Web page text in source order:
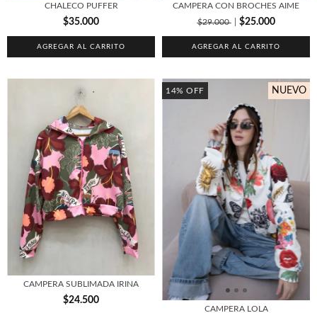
CHALECO PUFFER
$35.000
AGREGAR AL CARRITO
CAMPERA CON BROCHES AIME
$29.000
$25.000
AGREGAR AL CARRITO
CAMPERA SUBLIMADA IRINA
$24.500
14% OFF NUEVO
CAMPERA LOLA